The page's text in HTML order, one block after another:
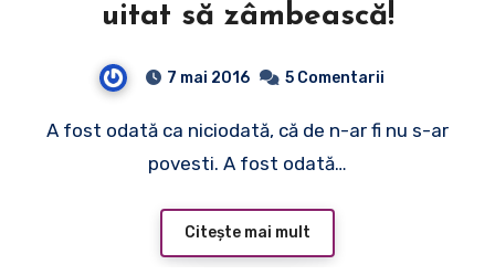
uitat să zâmbească!
7 mai 2016 5 Comentarii
A fost odată ca niciodată, că de n-ar fi nu s-ar
povesti. A fost odată…
Citește mai mult